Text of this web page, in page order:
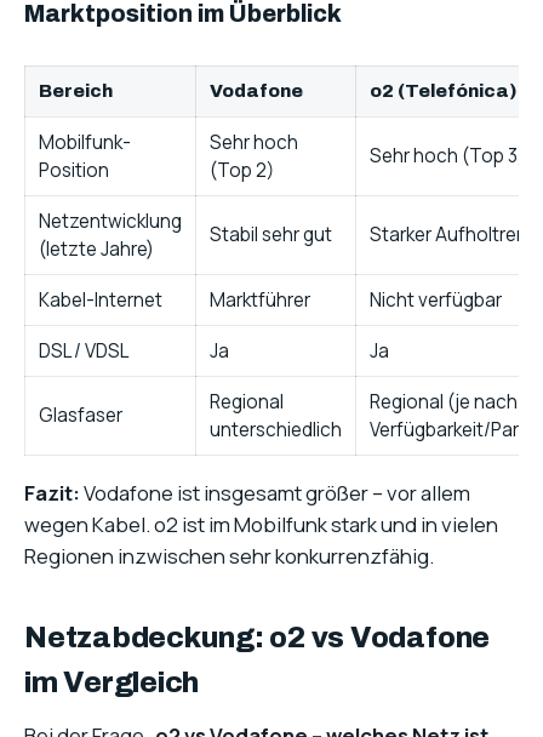
Marktposition im Überblick
Bereich Vodafone o2 (Telefónica)
Mobilfunk-
Position
Sehr hoch
(Top 2)
Sehr hoch (Top 3)
Netzentwicklung
(letzte Jahre)
Stabil sehr gut Starker Aufholtrend
Kabel-Internet Marktführer
Nicht verfügbar
DSL / VDSL
Ja Ja
Glasfaser
Regional
unterschiedlich
Regional (je nach
Verfügbarkeit/
Fazit:Vodafone ist insgesamt größer – vor allem
wegen Kabel. o2 ist im Mobilfunk stark und in vielen
Regionen inzwischen sehr konkurrenzfähig.
Netzabdeckung: o2 vs Vodafone
im Vergleich